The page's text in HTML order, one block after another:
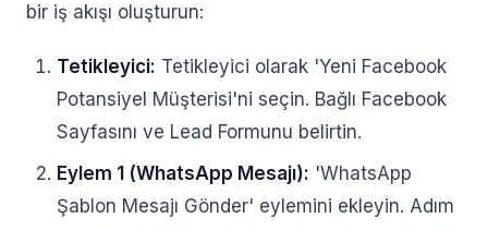
bir iş akışı oluşturun:
Tetikleyici: Tetikleyici olarak 'Yeni Facebook
Potansiyel Müşterisi'ni seçin. Bağlı Facebook
Sayfasını ve Lead Formunu belirtin.
Eylem 1 (WhatsApp Mesajı): 'WhatsApp
Şablon Mesajı Gönder' eylemini ekleyin. Adım